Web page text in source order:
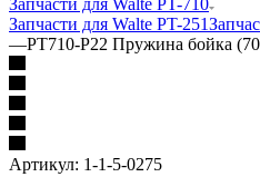
Запчасти для Walte PT-251
—PT710-P22 Пружина бойка
Артикул: 1-1-5-0275